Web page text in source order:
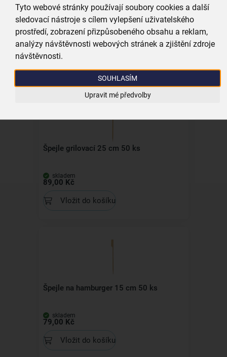
Tyto webové stránky používají soubory cookies a další
sledovací nástroje s cílem vylepšení uživatelského
prostředí, zobrazení přizpůsobeného obsahu a reklam,
analýzy návštěvnosti webových stránek a zjištění zdroje
návštěvnosti.
SOUHLASÍM
Upravit mé předvolby
Kleště obracečka 35 cm
skladem
199,00 Kč
Vložit do košíku
Špejle grilovací 25 cm 50 ks
skladem
89,00 Kč
Vložit do košíku
Špejle na hamburger 15 cm 50 ks
skladem
79,00 Kč
Vložit do košíku